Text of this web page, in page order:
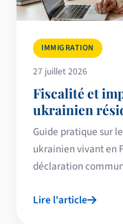
IMMIGRATION
27 juillet 2026
Fiscalité et
ukrainien
Guide pratique sur
ukrainien vivant en
déclaration
source et protection
Lire l'article